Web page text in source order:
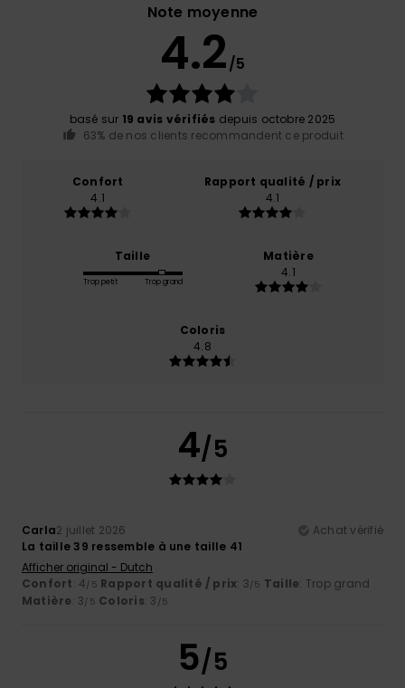
Note moyenne
4.2/5
basé sur 19 avis vérifiés depuis octobre 2025
63% de nos clients recommandent ce produit
Confort
4.1
Rapport qualité / prix
4.1
Taille
Trop petit Trop grand
Matière
4.1
Coloris
4.8
4/5
Carla2 juillet 2026
Achat vérifié
La taille 39 ressemble à une taille 41
Afficher original - Dutch
Confort: 4/5 Rapport qualité / prix: 3/5 Taille: Trop grand
Matière: 3/5 Coloris: 3 /5
5/5